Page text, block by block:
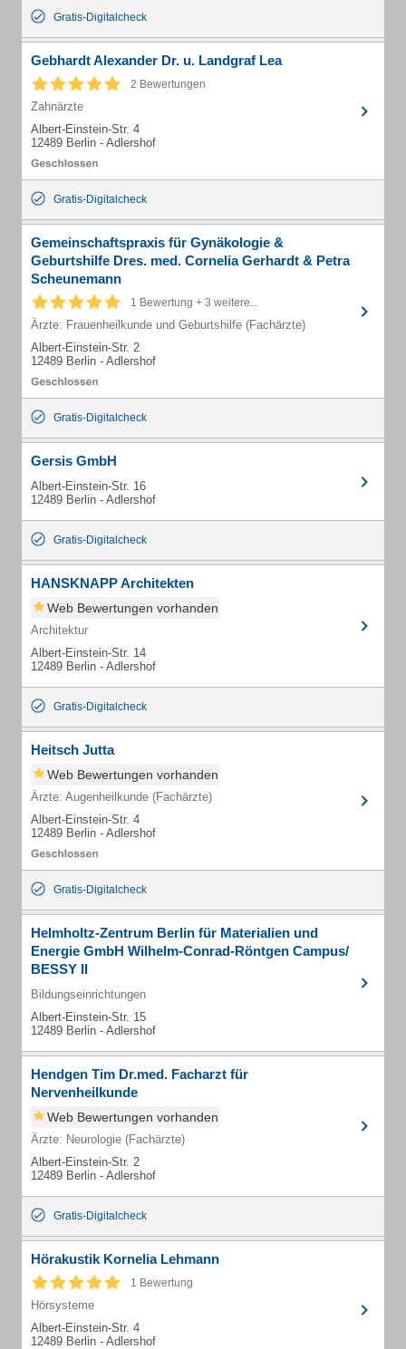
Gratis-Digitalcheck
Gebhardt Alexander Dr. u. Landgraf Lea
2 Bewertungen
Zahnärzte
Albert-Einstein-Str. 4
12489 Berlin - Adlershof
Gratis-Digitalcheck
Gemeinschaftspraxis für Gynäkologie &
Geburtshilfe Dres. med. Cornelia Gerhardt & Petra
Scheunemann
1 Bewertung + 3 weitere...
Ärzte: Frauenheilkunde und Geburtshilfe (Fachärzte)
Albert-Einstein-Str. 2
12489 Berlin - Adlershof
Gratis-Digitalcheck
Gersis GmbH
Albert-Einstein-Str. 16
12489 Berlin - Adlershof
Gratis-Digitalcheck
HANSKNAPP Architekten
Web Bewertungen vorhanden
Architektur
Albert-Einstein-Str. 14
12489 Berlin - Adlershof
Gratis-Digitalcheck
Heitsch Jutta
Web Bewertungen vorhanden
Ärzte: Augenheilkunde (Fachärzte)
Albert-Einstein-Str. 4
12489 Berlin - Adlershof
Gratis-Digitalcheck
Helmholtz-Zentrum Berlin für Materialien und
Energie GmbH Wilhelm-Conrad-Röntgen Campus/
BESSY II
Bildungseinrichtungen
Albert-Einstein-Str. 15
12489 Berlin - Adlershof
Hendgen Tim Dr.med. Facharzt für
Nervenheilkunde
Web Bewertungen vorhanden
Ärzte: Neurologie (Fachärzte)
Albert-Einstein-Str. 2
12489 Berlin - Adlershof
Gratis-Digitalcheck
Hörakustik Kornelia Lehmann
1 Bewertung
Hörsysteme
Albert-Einstein-Str. 4
12489 Berlin - Adlershof